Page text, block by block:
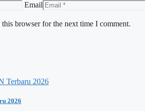
Email
browser for the next time I comment.
2026